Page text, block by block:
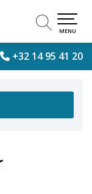
+32 14 95 41 20
MENU